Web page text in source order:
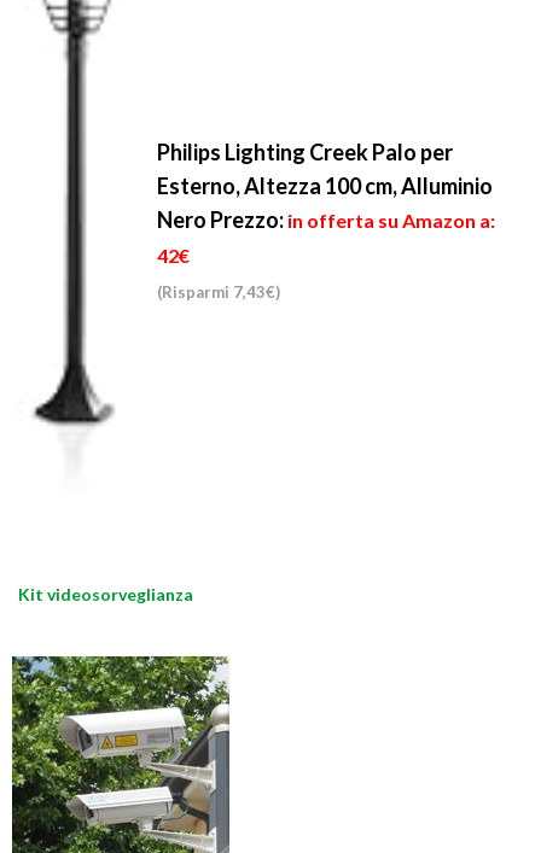
Philips Lighting Creek Palo per
Esterno, Altezza 100 cm, Alluminio
Nero Prezzo: in offerta su Amazon a:
42€
(Risparmi 7,43€)
Kit videosorveglianza